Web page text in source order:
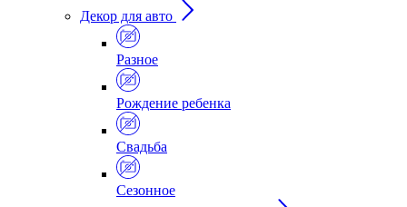
Декор для авто
Разное
Рождение ребенка
Свадьба
Сезонное